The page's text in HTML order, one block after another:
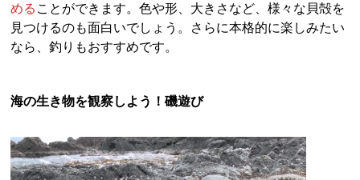
める ことができます。色や形、大きさなど、様々な貝殻を
見つけるのも面白いでしょう。さらに本格的に楽しみたい
なら、釣りもおすすめです。
海の生き物を観察しよう！磯遊び